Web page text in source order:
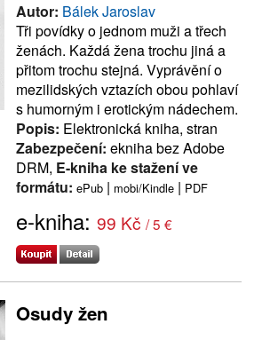
Autor: Bálek Jaroslav
Tři povídky o jednom muži a třech
ženách. Každá žena trochu jiná a
přitom trochu stejná. Vyprávění o
mezilidských vztazích obou pohlaví
s humorným i erotickým nádechem.
Popis: Elektronická kniha, stran
Zabezpečení: ekniha bez Adobe
DRM, E-kniha ke stažení ve
formátu: ePub | mobi/Kindle | PDF
e-kniha: 99 Kč / 5 €
Osudy žen